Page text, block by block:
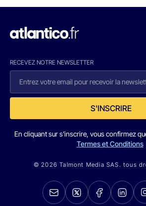
RECEVEZ NOTRE NEWSLETTER
S'INSCRIRE
En cliquant sur s'inscrire, vous confirmez
Termes et Conditions
© 2026 Talmont Media SAS. tous